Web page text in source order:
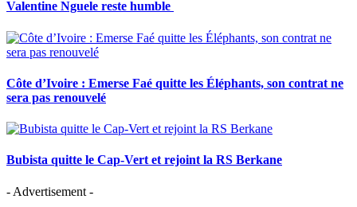
Valentine Nguele reste humble
Côte d’Ivoire : Emerse Faé quitte les Éléphants, son contrat ne
sera pas renouvelé
Bubista quitte le Cap-Vert et rejoint la RS Berkane
- Advertisement -